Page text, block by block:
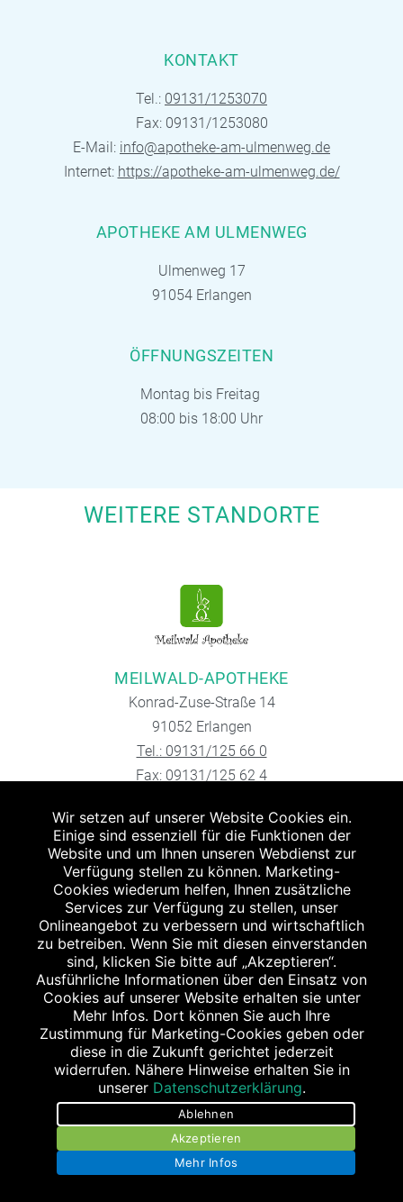
KONTAKT
Tel.: 09131/1253070
Fax: 09131/1253080
E-Mail: info@apotheke-am-ulmenweg.de
Internet: https://apotheke-am-ulmenweg.de/
APOTHEKE AM ULMENWEG
Ulmenweg 17
91054 Erlangen
ÖFFNUNGSZEITEN
Montag bis Freitag
08:00 bis 18:00 Uhr
WEITERE STANDORTE
MEILWALD-APOTHEKE
Konrad-Zuse-Straße 14
91052 Erlangen
Tel.: 09131/125 66 0
Fax: 09131/125 62 4
KOLIBRI-APOTHEKE
Allee am Röthelheimpark 15
91052 Erlangen
Tel.: 09131/920 29 30
Fax: 09131/920 29 39
apo@kolibri-apotheke.de
Wir setzen auf unserer Website Cookies ein.
Einige sind essenziell für die Funktionen der
Website und um Ihnen unseren Webdienst zur
Verfügung stellen zu können. Marketing-
Cookies wiederum helfen, Ihnen zusätzliche
Services zur Verfügung zu stellen, unser
Onlineangebot zu verbessern und wirtschaftlich
zu betreiben. Wenn Sie mit diesen einverstanden
sind, klicken Sie bitte auf „Akzeptieren“.
Ausführliche Informationen über den Einsatz von
Cookies auf unserer Website erhalten sie unter
Mehr Infos. Dort können Sie auch Ihre
Zustimmung für Marketing-Cookies geben oder
diese in die Zukunft gerichtet jederzeit
widerrufen. Nähere Hinweise erhalten Sie in
unserer Datenschutzerklärung.
Ablehnen
Akzeptieren
Mehr Infos